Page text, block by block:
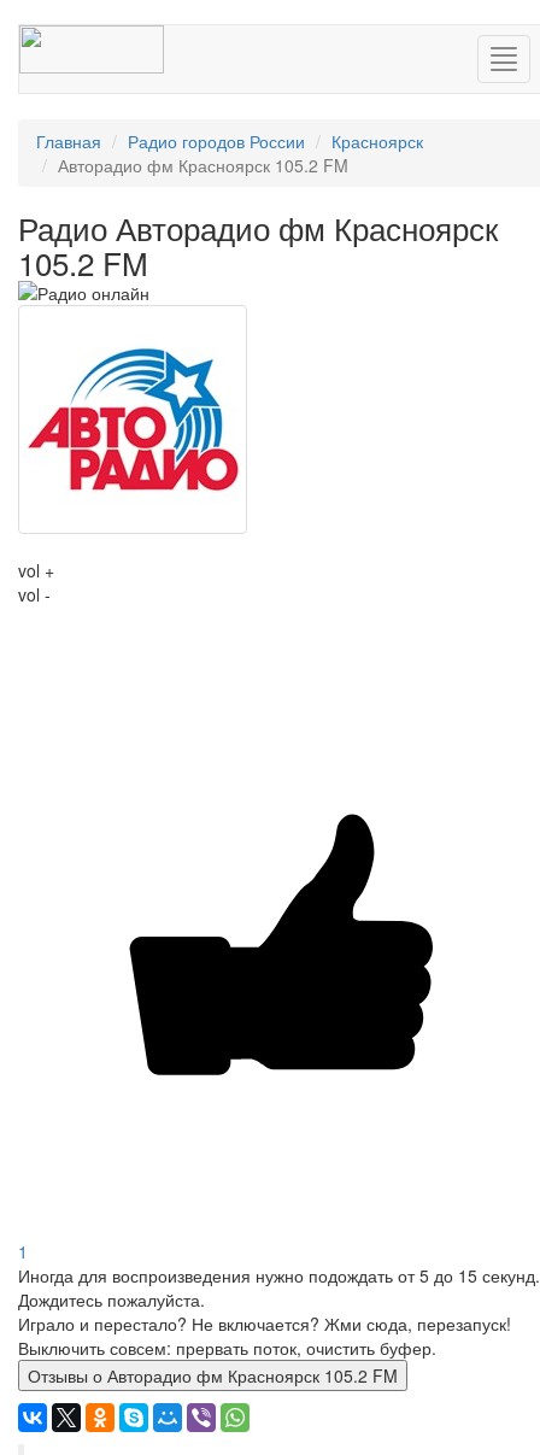
Главная Радио городов России
Красноярск
Авторадио фм Красноярск 105.2 FM
Радио Авторадио фм Красноярск
105.2 FM
vol +
vol -
1
Иногда для воспроизведения нужно подождать от 5 до 15 секунд.
Дождитесь пожалуйста.
Играло и перестало? Не включается? Жми сюда, перезапуск!
Выключить совсем: прервать поток, очистить буфер.
Отзывы о Авторадио фм Красноярск 105.2 FM